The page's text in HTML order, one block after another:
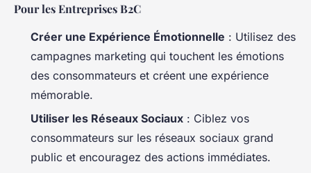
Pour les Entreprises B2C
Créer une Expérience Émotionnelle : Utilisez des
campagnes marketing qui touchent les émotions
des consommateurs et créent une expérience
mémorable.
Utiliser les Réseaux Sociaux : Ciblez vos
consommateurs sur les réseaux sociaux grand
public et encouragez des actions immédiates.